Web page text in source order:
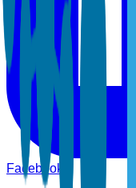
Facebook